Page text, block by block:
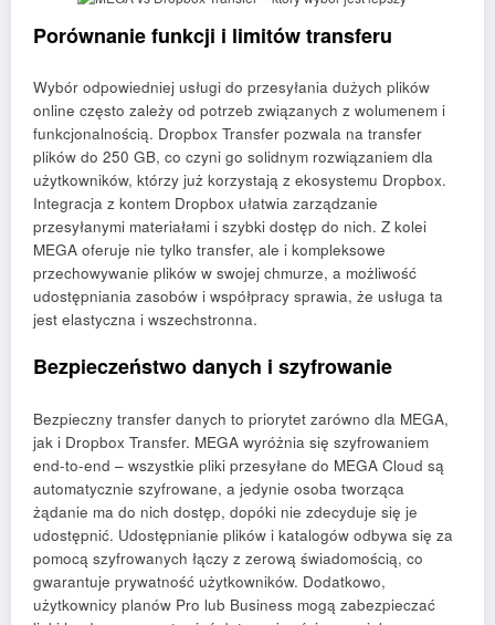
Porównanie funkcji i limitów transferu
Wybór odpowiedniej usługi do przesyłania dużych plików
online często zależy od potrzeb związanych z wolumenem i
funkcjonalnością. Dropbox Transfer pozwala na transfer
plików do 250 GB, co czyni go solidnym rozwiązaniem dla
użytkowników, którzy już korzystają z ekosystemu Dropbox.
Integracja z kontem Dropbox ułatwia zarządzanie
przesyłanymi materiałami i szybki dostęp do nich. Z kolei
MEGA oferuje nie tylko transfer, ale i kompleksowe
przechowywanie plików w swojej chmurze, a możliwość
udostępniania zasobów i współpracy sprawia, że usługa ta
jest elastyczna i wszechstronna.
Bezpieczeństwo danych i szyfrowanie
Bezpieczny transfer danych to priorytet zarówno dla MEGA,
jak i Dropbox Transfer. MEGA wyróżnia się szyfrowaniem
end-to-end – wszystkie pliki przesyłane do MEGA Cloud są
automatycznie szyfrowane, a jedynie osoba tworząca
żądanie ma do nich dostęp, dopóki nie zdecyduje się je
udostępnić. Udostępnianie plików i katalogów odbywa się za
pomocą szyfrowanych łączy z zerową świadomością, co
gwarantuje prywatność użytkowników. Dodatkowo,
użytkownicy planów Pro lub Business mogą zabezpieczać